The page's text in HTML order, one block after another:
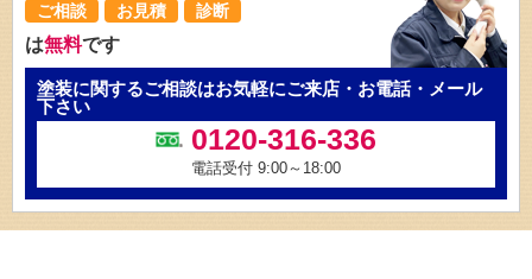
ご相談 お見積 診断
は無料です
塗装に関するご相談はお気軽にご来店・お電話・メール
下さい
0120-316-336
電話受付 9:00～18:00